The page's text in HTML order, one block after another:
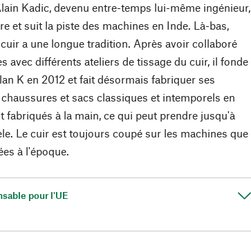
Kadic, devenu entre-temps lui-même ingénieur,
et suit la piste des machines en Inde. Là-bas,
a une longue tradition. Après avoir collaboré
avec différents ateliers de tissage du cuir, il fonde
K en 2012 et fait désormais fabriquer ses
et sacs classiques et intemporels en
fabriqués à la main, ce qui peut prendre jusqu'à
Le cuir est toujours coupé sur les machines que
à l'époque.
pour l'UE